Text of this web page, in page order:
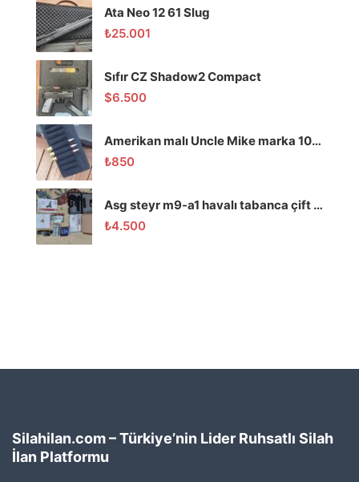
Ata Neo 12 61 Slug
₺25.001
Sıfır CZ Shadow2 Compact
$6.500
Amerikan malı Uncle Mike marka 10 lu mermilik
₺850
Asg steyr m9-a1 havalı tabanca çift renk ( Dolu paket!!!)
₺4.500
Silahilan.com – Türkiye’nin Lider Ruhsatlı Silah
İlan Platformu